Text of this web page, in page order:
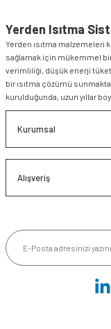
Yerden Isıtma
Yerden ısıtma malzemeleri
sağlamak için mükemmel
verimliliği, düşük enerji
bir ısıtma çözümü
kurulduğunda, uzun yıllar
Kurumsal
Alışveriş